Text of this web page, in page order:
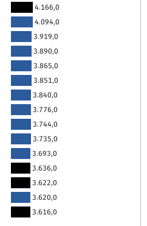
4.166,0
4.094,0
3.919,0
3.890,0
3.865,0
3.851,0
3.840,0
3.776,0
3.744,0
3.735,0
3.693,0
3.636,0
3.622,0
3.620,0
3.616,0